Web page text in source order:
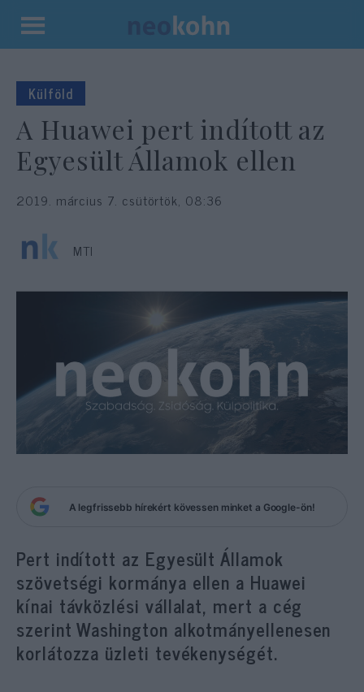
Kilépés
tartalomba
Külföld
A Huawei pert indított az
Egyesült Államok ellen
2019. március 7. csütörtök, 08:36
MTI
A legfrissebb hírekért kövessen minket a Google-ön!
Pert indított az Egyesült Államok
szövetségi kormánya ellen a Huawei
kínai távközlési vállalat, mert a cég
szerint Washington alkotmányellenesen
korlátozza üzleti tevékenységét.